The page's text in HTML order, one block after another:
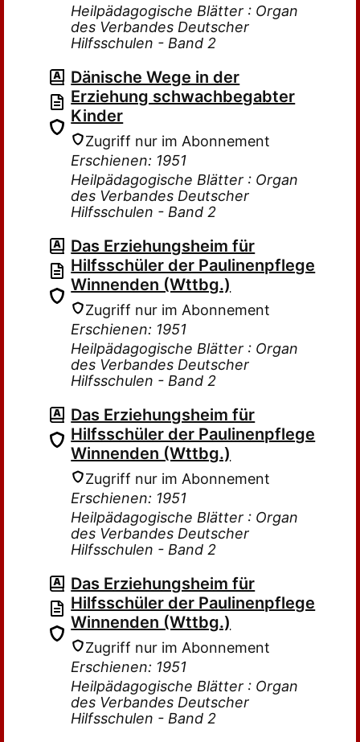
Heilpädagogische Blätter : Organ
des Verbandes Deutscher
Hilfsschulen - Band 2
Dänische Wege in der
Erziehung schwachbegabter
Kinder
Zugriff nur im Abonnement
Erschienen: 1951
Heilpädagogische Blätter : Organ
des Verbandes Deutscher
Hilfsschulen - Band 2
Das Erziehungsheim für
Hilfsschüler der Paulinenpflege
Winnenden (Wttbg.)
Zugriff nur im Abonnement
Erschienen: 1951
Heilpädagogische Blätter : Organ
des Verbandes Deutscher
Hilfsschulen - Band 2
Das Erziehungsheim für
Hilfsschüler der Paulinenpflege
Winnenden (Wttbg.)
Zugriff nur im Abonnement
Erschienen: 1951
Heilpädagogische Blätter : Organ
des Verbandes Deutscher
Hilfsschulen - Band 2
Das Erziehungsheim für
Hilfsschüler der Paulinenpflege
Winnenden (Wttbg.)
Zugriff nur im Abonnement
Erschienen: 1951
Heilpädagogische Blätter : Organ
des Verbandes Deutscher
Hilfsschulen - Band 2